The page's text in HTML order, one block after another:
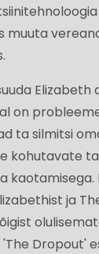
muuta
Elizabeth
on
ta silmitsi
kohutavate
kaotamisega.
ja
Dropout'